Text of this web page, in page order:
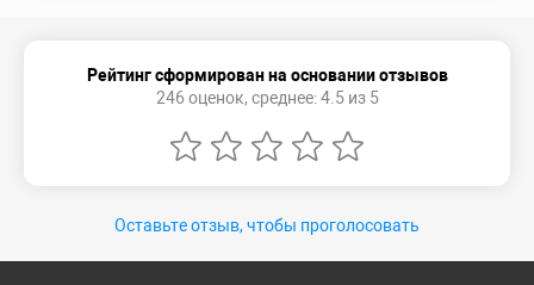
Рейтинг сформирован на основании отзывов
246 оценок, среднее: 4.5 из 5
Оставьте отзыв, чтобы проголосовать